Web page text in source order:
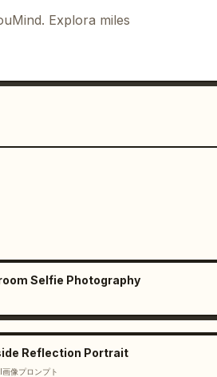
Explora miles
Selfie Photography
Reflection Portrait
像プロンプト